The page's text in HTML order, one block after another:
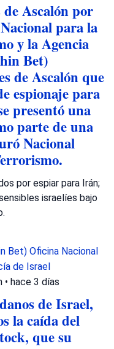
Ascalón por
para la
y la Agencia
Bet)
de Ascalón que
espionaje para
presentó una
parte de una
Nacional
por espiar para Irán;
israelíes bajo
Bet) Oficina Nacional
de Israel
• hace 3 días
de Israel,
la caída del
que su